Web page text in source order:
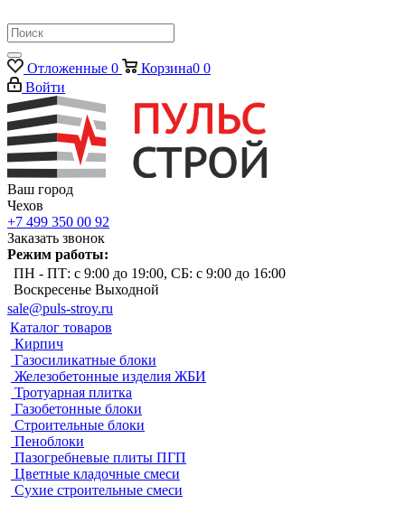
Отложенные 0 Корзина0 0
Войти
Ваш город
Чехов
+7 499 350 00 92
Заказать звонок
Режим работы:
ПН - ПТ: с 9:00 до 19:00, СБ: с 9:00 до 16:00
Воскресенье Выходной
sale@puls-stroy.ru
Каталог товаров
Кирпич
Газосиликатные блоки
Железобетонные изделия ЖБИ
Тротуарная плитка
Газобетонные блоки
Строительные блоки
Пеноблоки
Пазогребневые плиты ПГП
Цветные кладочные смеси
Сухие строительные смеси